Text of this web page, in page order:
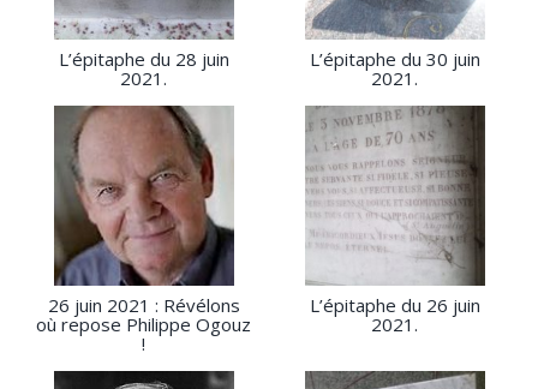
L’épitaphe du 28 juin
2021.
L’épitaphe du 30 juin
2021.
26 juin 2021 : Révélons
où repose Philippe Ogouz
!
L’épitaphe du 26 juin
2021.